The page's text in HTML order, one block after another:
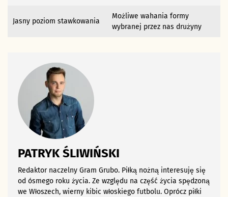
Jasny poziom stawkowania
Możliwe wahania formy
wybranej przez nas drużyny
PATRYK ŚLIWIŃSKI
Redaktor naczelny Gram Grubo. Piłką nożną interesuję się
od ósmego roku życia. Ze względu na część życia spędzoną
we Włoszech, wierny kibic włoskiego futbolu. Oprócz piłki